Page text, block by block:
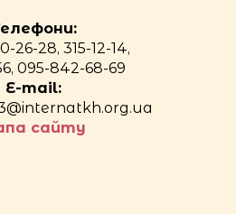
26-28, 315-12-14,
095-842-68-69
E-mail:
сайту